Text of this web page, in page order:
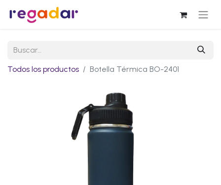
Todos los productos Botella Térmica BO-2401